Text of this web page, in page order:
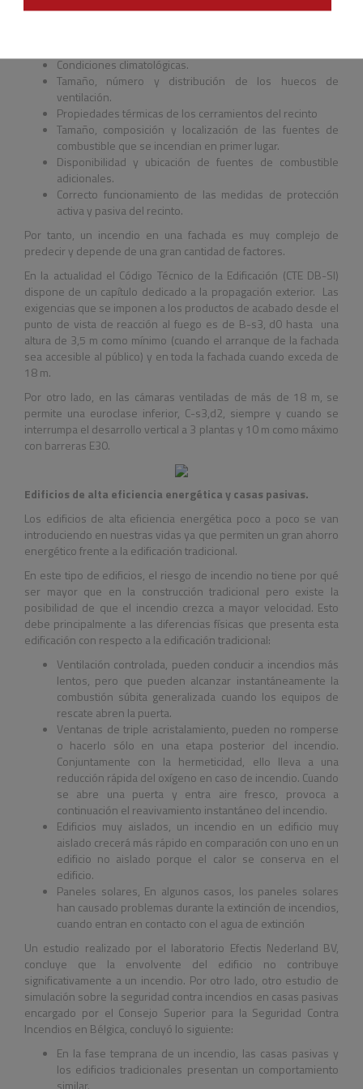
Concentración de los comburentes y combustibles.
Condiciones climatológicas.
Tamaño, número y distribución de los huecos de
ventilación.
Propiedades térmicas de los cerramientos del recinto
Tamaño, composición y localización de las fuentes de
combustible que se incendian en primer lugar.
Disponibilidad y ubicación de fuentes de combustible
adicionales.
Correcto funcionamiento de las medidas de protección
activa y pasiva del recinto.
Por tanto, un incendio en una fachada es muy complejo de
predecir y depende de una gran cantidad de factores.
En la actualidad el Código Técnico de la Edificación (CTE DB-SI)
dispone de un capítulo dedicado a la propagación exterior. Las
exigencias que se imponen a los productos de acabado desde el
punto de vista de reacción al fuego es de B-s3, d0 hasta una
altura de 3,5 m como mínimo (cuando el arranque de la fachada
sea accesible al público) y en toda la fachada cuando exceda de
18 m.
Por otro lado, en las cámaras ventiladas de más de 18 m, se
permite una euroclase inferior, C-s3,d2, siempre y cuando se
interrumpa el desarrollo vertical a 3 plantas y 10 m como máximo
con barreras E30.
Edificios de alta eficiencia energética y casas pasivas.
Los edificios de alta eficiencia energética poco a poco se van
introduciendo en nuestras vidas ya que permiten un gran ahorro
energético frente a la edificación tradicional.
En este tipo de edificios, el riesgo de incendio no tiene por qué
ser mayor que en la construcción tradicional pero existe la
posibilidad de que el incendio crezca a mayor velocidad. Esto
debe principalmente a las diferencias físicas que presenta esta
edificación con respecto a la edificación tradicional:
Ventilación controlada, pueden conducir a incendios más
lentos, pero que pueden alcanzar instantáneamente la
combustión súbita generalizada cuando los equipos de
rescate abren la puerta.
Ventanas de triple acristalamiento, pueden no romperse
o hacerlo sólo en una etapa posterior del incendio.
Conjuntamente con la hermeticidad, ello lleva a una
reducción rápida del oxígeno en caso de incendio. Cuando
se abre una puerta y entra aire fresco, provoca a
continuación el reavivamiento instantáneo del incendio.
Edificios muy aislados, un incendio en un edificio muy
aislado crecerá más rápido en comparación con uno en un
edificio no aislado porque el calor se conserva en el
edificio.
Paneles solares, En algunos casos, los paneles solares
han causado problemas durante la extinción de incendios,
cuando entran en contacto con el agua de extinción
Un estudio realizado por el laboratorio Efectis Nederland BV,
concluye que la envolvente del edificio no contribuye
significativamente a un incendio. Por otro lado, otro estudio de
simulación sobre la seguridad contra incendios en casas pasivas
encargado por el Consejo Superior para la Seguridad Contra
Incendios en Bélgica, concluyó lo siguiente:
En la fase temprana de un incendio, las casas pasivas y
los edificios tradicionales presentan un comportamiento
similar.